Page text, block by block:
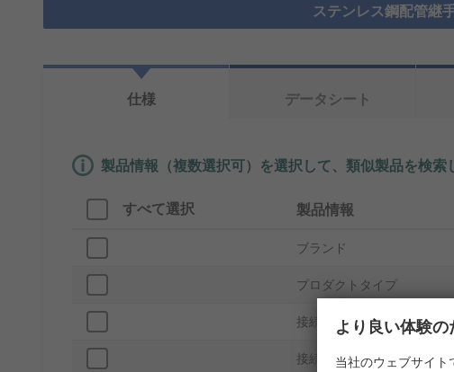
ステンレス鋼配管継
仕様 データシート
製品情報（複数選択可）を選択して、類似製品を検索
すべて選択 製品情報
ブランド
プロダクトタイプ
接続種類
接続タイプA
より良い体験
当社のウェブサイ